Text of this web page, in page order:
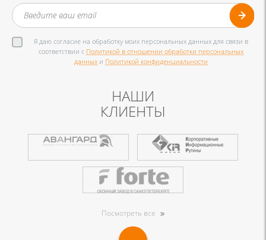
Я даю согласие на обработку моих персональных данных для связи в
соответствии с Политикой в отношении обработки персональных
данных и Политикой конфиденциальности
НАШИ
КЛИЕНТЫ
Посмотреть все